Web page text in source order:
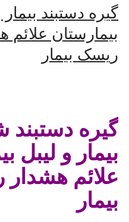
گیره دستبند بیمار
بیمارستان علائم
ریسک بیمار
گیره دستبند
بیمار و لیبل
علائم
بیمار